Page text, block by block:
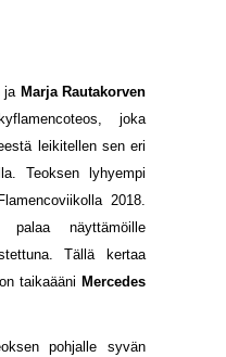
ja Marja Rautakorven
joka
leikitellen sen eri
Teoksen lyhyempi
2018.
näyttämöille
Tällä kertaa
taikaääni Mercedes
pohjalle syvän